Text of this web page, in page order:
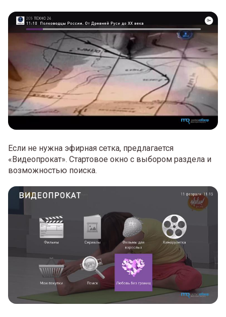
Если не нужна эфирная сетка, предлагается
«Видеопрокат». Стартовое окно с выбором раздела и
возможностью поиска.